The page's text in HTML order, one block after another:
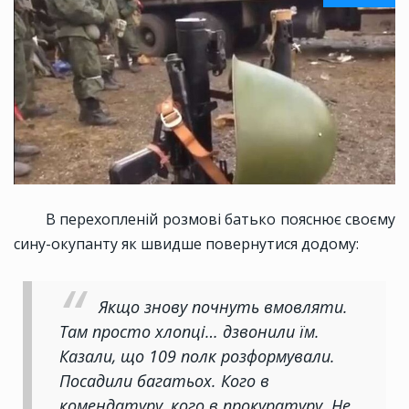
В перехопленій розмові батько пояснює своєму
сину-окупанту як швидше повернутися додому:
Якщо знову почнуть вмовляти.
Там просто хлопці… дзвонили їм.
Казали, що 109 полк розформували.
Посадили багатьох. Кого в